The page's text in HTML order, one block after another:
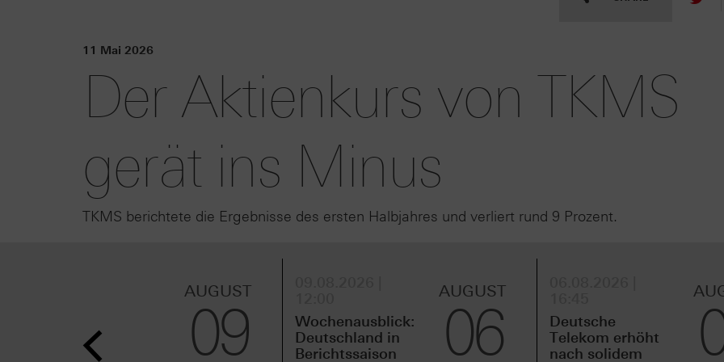
11 Mai 2026
Der Aktienkurs von TKMS
gerät ins Minus
TKMS berichtete die Ergebnisse des ersten Halbjahres und verliert rund 9 Prozent.
AUGUST
09
Wochenausblick:
Deutschland in
Berichtssaison
AUGUST
06
Deutsche
Telekom erhöht
nach solidem